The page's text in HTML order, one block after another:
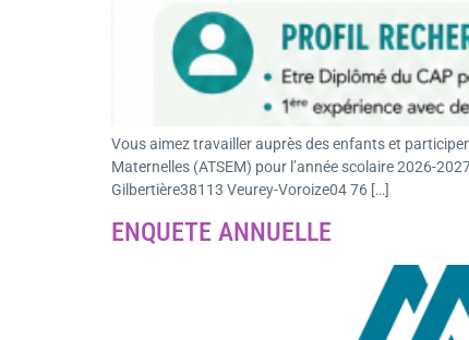
Vous aimez travailler auprès des enfants et
Maternelles (ATSEM) pour l’année scolaire 2026-
Gilbertière38113 Veurey-Voroize04 76 […]
ENQUETE ANNUELLE